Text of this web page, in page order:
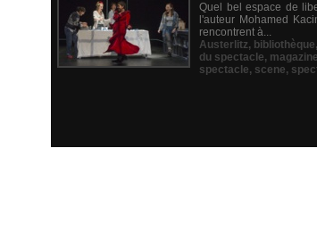
Quel bel espace de
l'auteur Mohamed
rencontrent à...
Austerlitz, bibliothèque,
du spectacle, magazine
spectacle, scene,